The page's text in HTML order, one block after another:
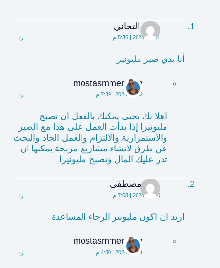
يحيى التجاني
2024-07-01 | 5:36 م رد
أنا بدي صير مليونير
mostasmmer.com
2024-07-02 | 7:39 م رد
اهلا بك يحيى يمكنك بالفعل ان تصبح
مليونيرا إذا بدأت العمل على هذا مع الصبر
والاستمرارية والالتزام والعمل الجاد والبحث
عن طرق لانشاء مشاريع مربحة يمكنها ان
تدر عليك المال وتصبح مليونيرا
معاذ مصطفى
2024-07-10 | 7:58 م رد
اريد ان اكون مليونير الرجاء المساعدة
mostasmmer.com
2024-07-11 | 4:30 م رد